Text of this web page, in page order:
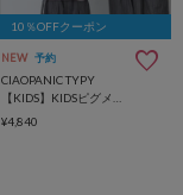
10％OFFクーポン
NEW 予約
CIAOPANIC TYPY
¥4,840